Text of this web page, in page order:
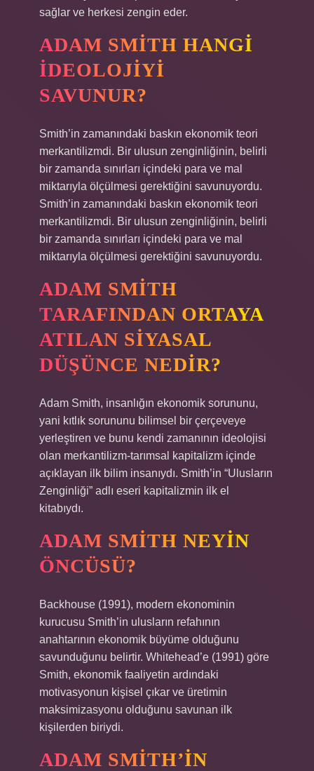
sağlar ve herkesi zengin eder.
ADAM SMITH HANGI
IDEOLOJIYI
SAVUNUR?
Smith’in zamanındaki baskın ekonomik teori
merkantilizmdi. Bir ulusun zenginliğinin, belirli
bir zamanda sınırları içindeki para ve mal
miktarıyla ölçülmesi gerektiğini savunuyordu.
Smith’in zamanındaki baskın ekonomik teori
merkantilizmdi. Bir ulusun zenginliğinin, belirli
bir zamanda sınırları içindeki para ve mal
miktarıyla ölçülmesi gerektiğini savunuyordu.
ADAM SMITH
TARAFINDAN ORTAYA
ATILAN SIYASAL
DÜŞÜNCE NEDIR?
Adam Smith, insanlığın ekonomik sorununu,
yani kıtlık sorununu bilimsel bir çerçeveye
yerleştiren ve bunu kendi zamanının ideolojisi
olan merkantilizm-tarımsal kapitalizm içinde
açıklayan ilk bilim insanıydı. Smith’in “Ulusların
Zenginliği” adlı eseri kapitalizmin ilk el
kitabıydı.
ADAM SMITH NEYIN
ÖNCÜSÜ?
Backhouse (1991), modern ekonominin
kurucusu Smith’in ulusların refahının
anahtarının ekonomik büyüme olduğunu
savunduğunu belirtir. Whitehead’e (1991) göre
Smith, ekonomik faaliyetin ardındaki
motivasyonun kişisel çıkar ve üretimin
maksimizasyonu olduğunu savunan ilk
kişilerden biriydi.
ADAM SMITH’IN